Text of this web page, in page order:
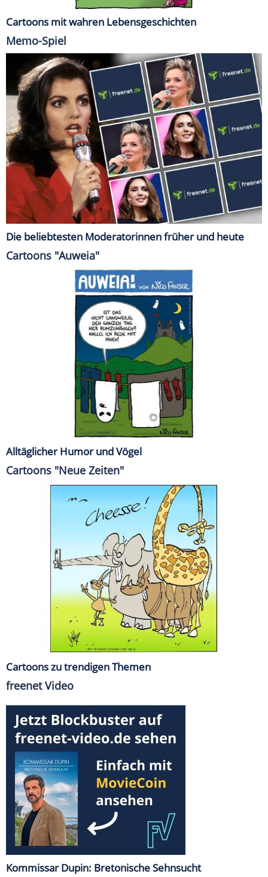
Cartoons mit wahren Lebensgeschichten
Memo-Spiel
Die beliebtesten Moderatorinnen früher und heute
Cartoons "Auweia"
Alltäglicher Humor und Vögel
Cartoons "Neue Zeiten"
Cartoons zu trendigen Themen
freenet Video
Kommissar Dupin: Bretonische Sehnsucht